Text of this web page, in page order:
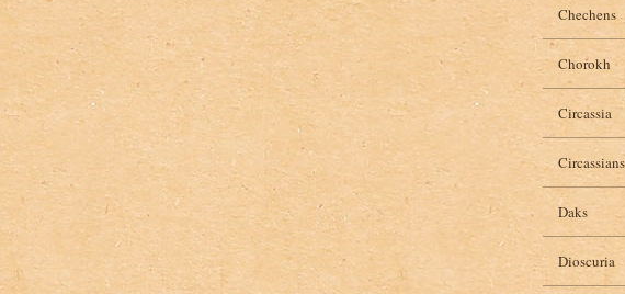
Chechens
Chorokh
Circassia
Circassians
Daks
Dioscuria